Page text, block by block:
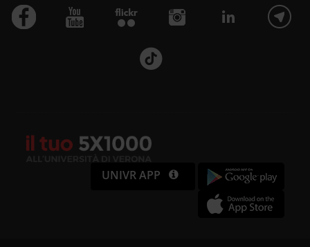
UNIVR APP